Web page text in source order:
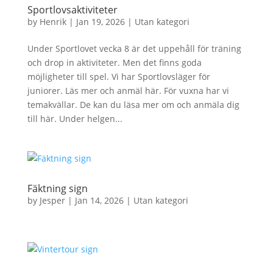
Sportlovsaktiviteter
by Henrik| Jan 19, 2026| Utan kategori
Under Sportlovet vecka 8 är det uppehåll för träning
och drop in aktiviteter. Men det finns goda
möjligheter till spel. Vi har Sportlovsläger för
juniorer. Läs mer och anmäl här. För vuxna har vi
temakvällar. De kan du läsa mer om och anmäla dig
till här. Under helgen...
Fäktning sign
by Jesper| Jan 14, 2026| Utan kategori